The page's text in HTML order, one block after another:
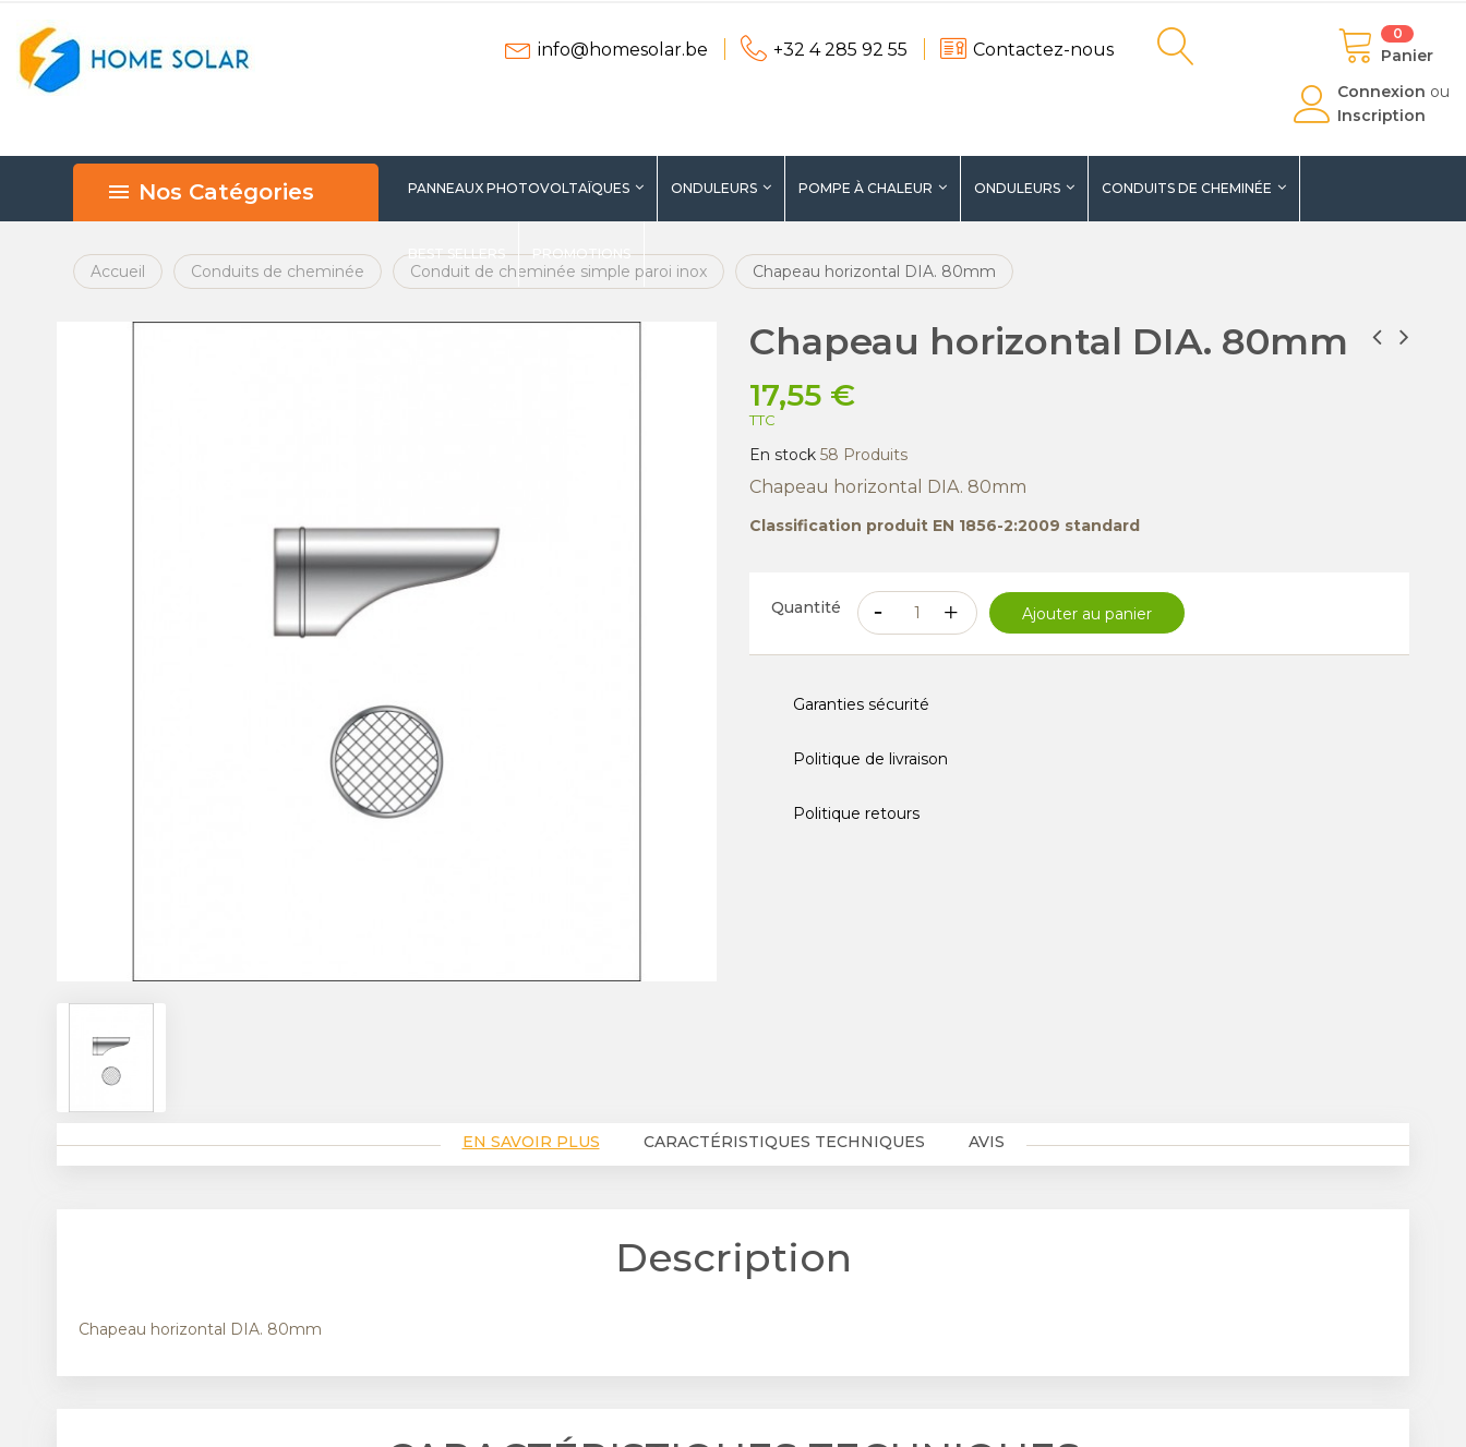
info@homesolar.be +32 4 285 92 55 Contactez-nous
0
Panier
Connexion ou
Inscription
Nos Catégories PANNEAUX PHOTOVOLTAÏQUES ONDULEURS POMPE À CHALEUR ONDULEURS CONDUITS DE CHEMINÉE
BEST SELLERS PROMOTIONS
Accueil Conduits de cheminée Conduit de cheminée simple paroi inox Chapeau horizontal DIA. 80mm
Chapeau horizontal DIA. 80mm
17,55 €
TTC
En stock 58 Produits
Chapeau horizontal DIA. 80mm
Classification produit EN 1856-2:2009 standard
Quantité Ajouter au panier
Garanties sécurité
Politique de livraison
Politique retours
EN SAVOIR PLUS CARACTÉRISTIQUES TECHNIQUES AVIS
Description
Chapeau horizontal DIA. 80mm